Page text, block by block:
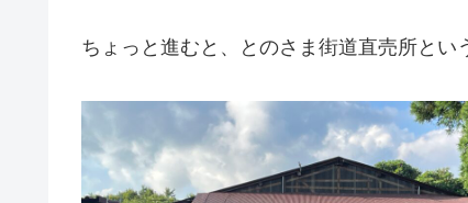
ちょっと進むと、とのさま街道直売所とい